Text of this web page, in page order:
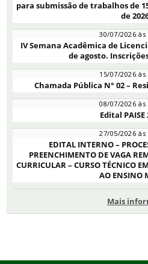
para submissão de trabalhos de
de
30/07/2026 às
IV Semana Acadêmica de
de agosto.
15/07/2026 às
Chamada Pública N° 02 –
08/07/2026 às
Edital PAISE
27/05/2026 às
EDITAL INTERNO –
PREENCHIMENTO DE VAGA
CURRICULAR – CURSO TÉCNICO
AO ENSINO
Mais